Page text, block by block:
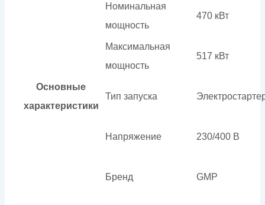
Основные
характеристики
Номинальная
мощность
470 кВт
Максимальная
мощность
517 кВт
Тип запуска
Напряжение 230/400 В
Бренд GMP